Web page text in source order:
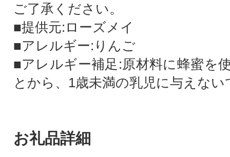
ご了承ください。
■提供元:ローズメイ
■アレルギー:りんご
■アレルギー補足:原材料に蜂蜜を
とから、1歳未満の乳児に与えな
お礼品詳細